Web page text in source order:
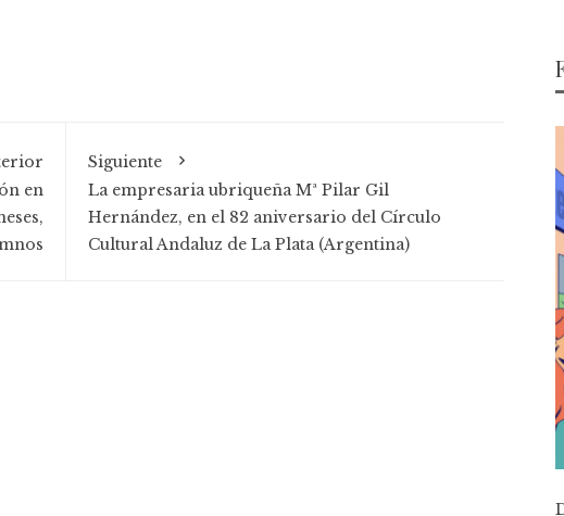
en
Siguiente
La empresaria ubriqueña Mª Pilar Gil
Hernández, en el 82 aniversario del Círculo
Cultural Andaluz de La Plata (Argentina)